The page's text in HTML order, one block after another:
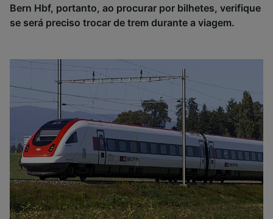
Bern Hbf, portanto, ao procurar por bilhetes, verifique
se será preciso trocar de trem durante a viagem.